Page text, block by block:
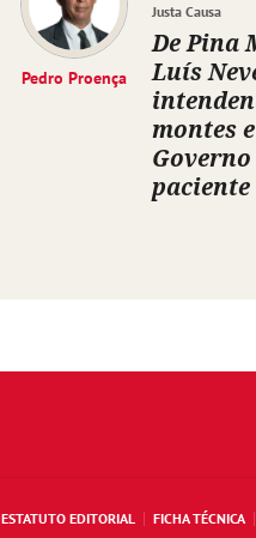
Pedro Proença
Justa Causa
De Pina
Luís
montes
paciente
ESTATUTO EDITORIAL FICHA TÉCNICA